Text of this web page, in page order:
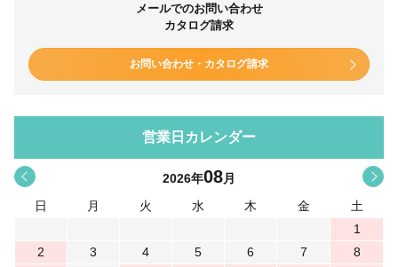
メールでのお問い合わせ
カタログ請求
お問い合わせ・カタログ請求
営業日カレンダー
< 2026年08月
日
月 火 水 木 金
土
1
2
3 4 5 6 7
8